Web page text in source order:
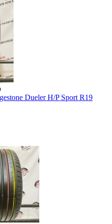
Dueler H/P Sport R19